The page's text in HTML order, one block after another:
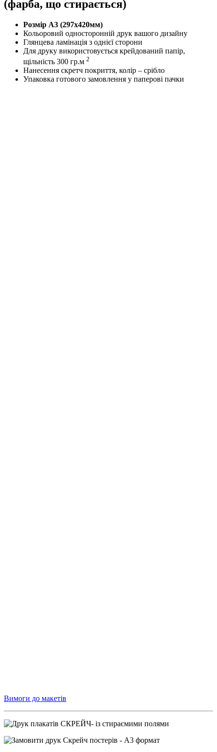
(фарба, що стирається)
Розмір А3 (297х420мм)
Кольоровий односторонній друк вашого дизайну
Глянцева ламінація з однієї сторони
Для друку використовується крейдований папір,
щільність 300 гр.м 2
Нанесення скретч покриття, колір – срібло
Упаковка готового замовлення у паперові пачки
Вимоги до макетів